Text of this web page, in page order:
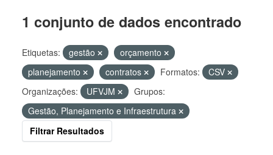
1 conjunto de dados encontrado
Etiquetas: gestão
orçamento
planejamento
contratos Formatos:
CSV
Organizações:
UFVJM
Grupos:
Gestão, Planejamento e Infraestrutura
Filtrar Resultados